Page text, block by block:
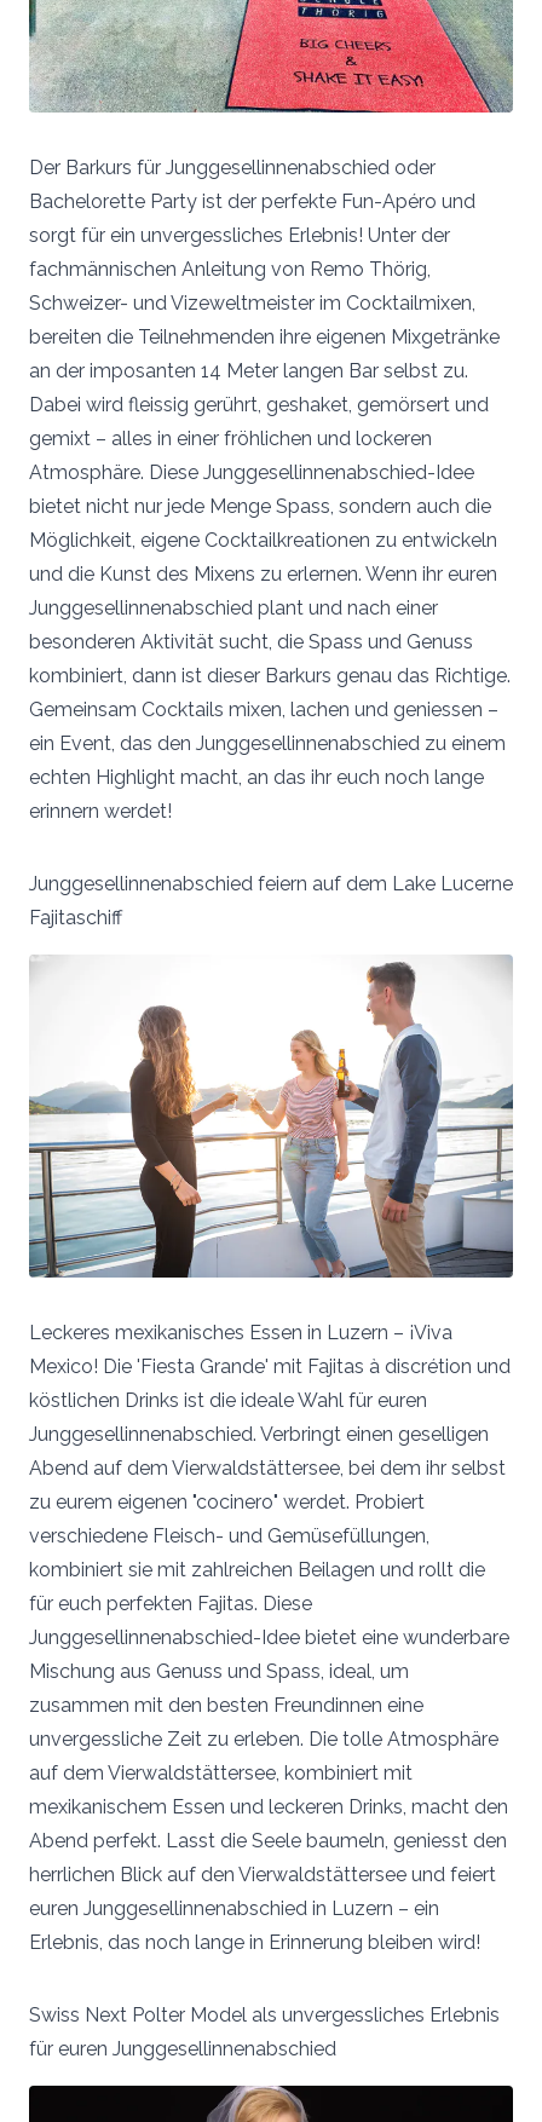
Der Barkurs für Junggesellinnenabschied oder
Bachelorette Party ist der perfekte Fun-Apéro und
sorgt für ein unvergessliches Erlebnis! Unter der
fachmännischen Anleitung von Remo Thörig,
Schweizer- und Vizeweltmeister im Cocktailmixen,
bereiten die Teilnehmenden ihre eigenen Mixgetränke
an der imposanten 14 Meter langen Bar selbst zu.
Dabei wird fleissig gerührt, geshaket, gemörsert und
gemixt – alles in einer fröhlichen und lockeren
Atmosphäre. Diese Junggesellinnenabschied-Idee
bietet nicht nur jede Menge Spass, sondern auch die
Möglichkeit, eigene Cocktailkreationen zu entwickeln
und die Kunst des Mixens zu erlernen. Wenn ihr euren
Junggesellinnenabschied plant und nach einer
besonderen Aktivität sucht, die Spass und Genuss
kombiniert, dann ist dieser Barkurs genau das Richtige.
Gemeinsam Cocktails mixen, lachen und geniessen –
ein Event, das den Junggesellinnenabschied zu einem
echten Highlight macht, an das ihr euch noch lange
erinnern werdet!
Junggesellinnenabschied feiern auf dem Lake Lucerne
Fajitaschiff
Leckeres mexikanisches Essen in Luzern – ¡Viva
Mexico! Die 'Fiesta Grande' mit Fajitas à discrétion und
köstlichen Drinks ist die ideale Wahl für euren
Junggesellinnenabschied. Verbringt einen geselligen
Abend auf dem Vierwaldstättersee, bei dem ihr selbst
zu eurem eigenen "cocinero" werdet. Probiert
verschiedene Fleisch- und Gemüsefüllungen,
kombiniert sie mit zahlreichen Beilagen und rollt die
für euch perfekten Fajitas. Diese
Junggesellinnenabschied-Idee bietet eine wunderbare
Mischung aus Genuss und Spass, ideal, um
zusammen mit den besten Freundinnen eine
unvergessliche Zeit zu erleben. Die tolle Atmosphäre
auf dem Vierwaldstättersee, kombiniert mit
mexikanischem Essen und leckeren Drinks, macht den
Abend perfekt. Lasst die Seele baumeln, geniesst den
herrlichen Blick auf den Vierwaldstättersee und feiert
euren Junggesellinnenabschied in Luzern – ein
Erlebnis, das noch lange in Erinnerung bleiben wird!
Swiss Next Polter Model als unvergessliches Erlebnis
für euren Junggesellinnenabschied